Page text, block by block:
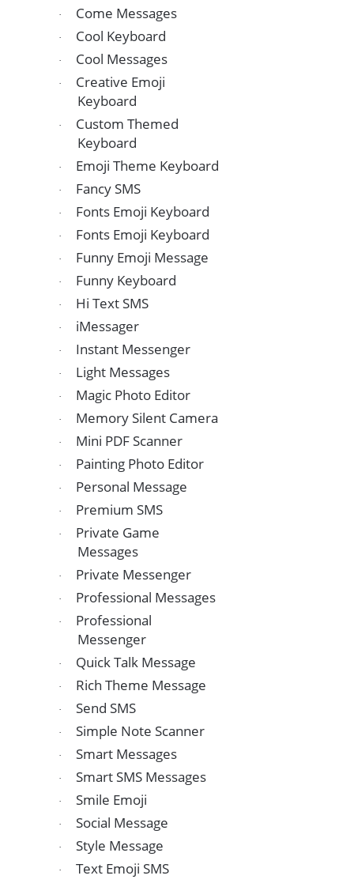
· Come Messages
· Cool Keyboard
· Cool Messages
·
Creative Emoji
Keyboard
·
Custom Themed
Keyboard
· Emoji Theme Keyboard
· Fancy SMS
· Fonts Emoji Keyboard
· Fonts Emoji Keyboard
· Funny Emoji Message
· Funny Keyboard
· Hi Text SMS
· iMessager
· Instant Messenger
· Light Messages
· Magic Photo Editor
· Memory Silent Camera
· Mini PDF Scanner
· Painting Photo Editor
· Personal Message
· Premium SMS
·
Private Game
Messages
· Private Messenger
· Professional Messages
·
Professional
Messenger
· Quick Talk Message
· Rich Theme Message
· Send SMS
· Simple Note Scanner
· Smart Messages
· Smart SMS Messages
· Smile Emoji
· Social Message
· Style Message
·
Text Emoji SMS